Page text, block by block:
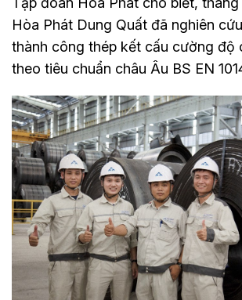
Hòa Phát Dung Quất đã nghiên
thành công thép kết cấu cường độ
theo tiêu chuẩn châu Âu BS EN